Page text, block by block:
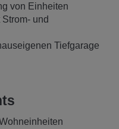
von Einheiten
und
Tiefgarage